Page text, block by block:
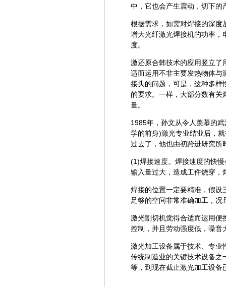
中，它也会产生震动，切下的
根据需求，如需对焊接的深度
增大光纤激光焊接机的功率，
度。
激还原合韩技术的应用竖立了
适而运用不非主要发热物体与
接头的问题，可是，这种多样
的要求。一样，大部分数有
量。
1985年，孙文从令人羡慕的
学的前身)激光专业结业后，
过去了，他也由初跨进研究所
(1)焊接速度。焊接速度的快
输入量过大，造成工件烧穿，
焊接的位置一定要精准，假设
足够的空间非常准确加工，
激光割切机觉得合适而运用便
控制，并且劳动强度低，噪音
激光加工设备属于技术、专业
传统制造业的关键技术设备之
等，到现在截止激光加工设备